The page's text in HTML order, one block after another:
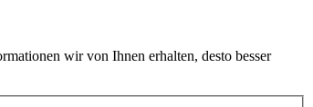
wir von Ihnen erhalten, desto besser